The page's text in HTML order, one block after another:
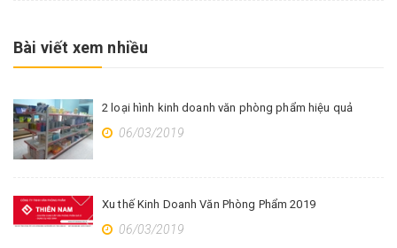
Bài viết xem nhiều
2 loại hình kinh doanh văn phòng phẩm hiệu quả
06/03/2019
Xu thế Kinh Doanh Văn Phòng Phẩm 2019
06/03/2019